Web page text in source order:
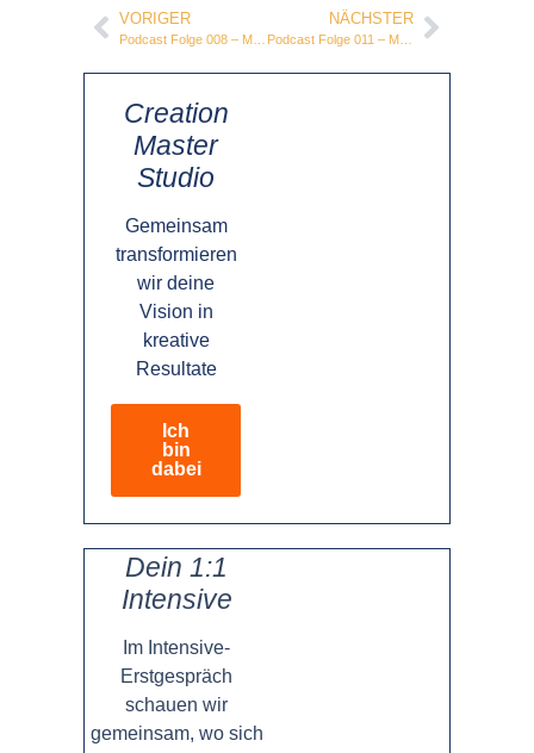
VORIGER NÄCHSTER
Podcast Folge 011 – Marc Chapoutier: Alles entsteht im Kopf
Creation
Master
Studio
Gemeinsam
transformieren
wir deine
Vision in
kreative
Resultate
Ich
bin
dabei
Dein 1:1
Intensive
Im Intensive-
Erstgespräch
schauen wir
gemeinsam, wo sich